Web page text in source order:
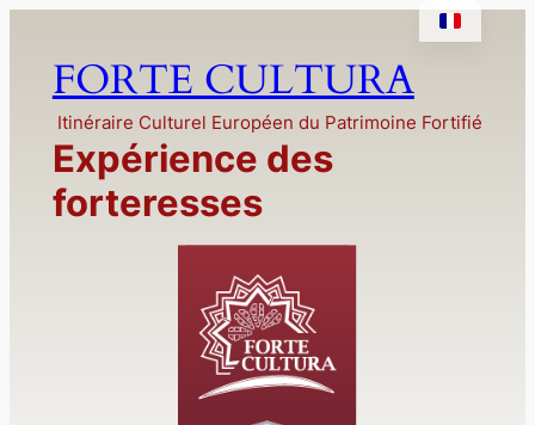
contenuFORTE CULTURA
Itinéraire Culturel Européen du Patrimoine Fortifié
Expérience des
forteresses